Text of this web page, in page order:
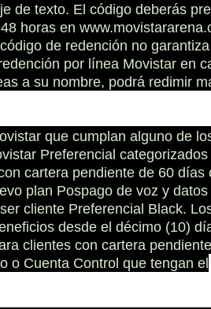
de texto. El código deberás
horas en
de redención no
por línea Movistar en
a su nombre, podrá redimir
que cumplan alguno de
Preferencial
cartera pendiente de 60 días
plan Pospago de voz y
cliente Preferencial Black.
desde el décimo (10)
clientes con cartera
o Cuenta Control que tengan el